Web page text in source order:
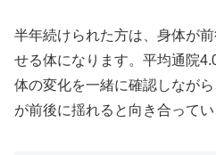
半年続けられた方は、身体が
せる体になります。平均通院
体の変化を一緒に確認しなが
が前後に揺れると向き合ってい